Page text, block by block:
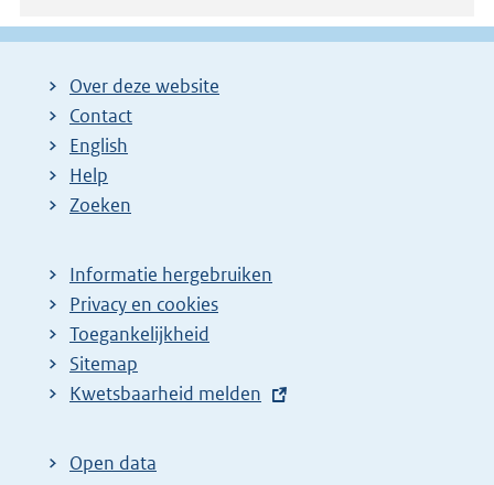
Over deze website
Contact
English
Help
Zoeken
Informatie hergebruiken
Privacy en cookies
Toegankelijkheid
Sitemap
E
t
Kwetsbaarheid melden
Open data